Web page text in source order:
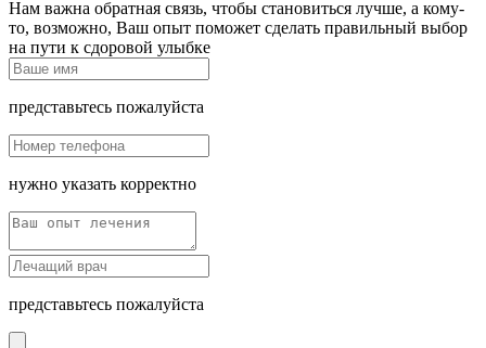
Нам важна обратная связь, чтобы становиться лучше, а кому-
то, возможно, Ваш опыт поможет сделать правильный выбор
на пути к сдоровой улыбке
представьтесь пожалуйста
нужно указать корректно
представьтесь пожалуйста